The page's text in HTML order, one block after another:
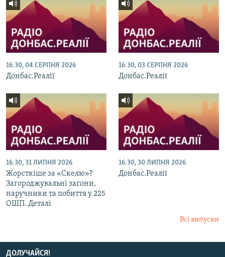
16:30, 04 СЕРПНЯ 2026
Донбас.Реалії
16:30, 03 СЕРПНЯ 2026
Донбас.Реалії
16:30, 31 ЛИПНЯ 2026
Жорсткіше за «Скелю»?
Загороджувальні загони,
наручники та побиття у 225
ОШП. Деталі
16:30, 30 ЛИПНЯ 2026
Донбас.Реалії
Всі випуски
ДОЛУЧАЙСЯ!